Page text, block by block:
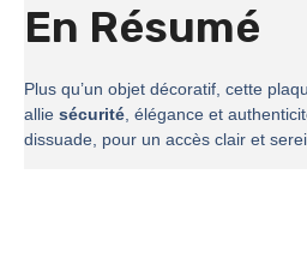
En Résumé
Plus qu’un objet décoratif, cette
allie sécurité, élégance et
dissuade, pour un accès clair et